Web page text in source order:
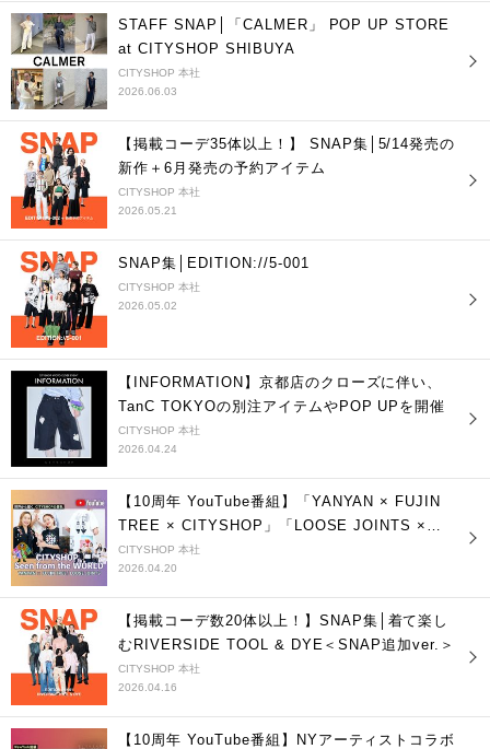
STAFF SNAP│「CALMER」 POP UP STORE
at CITYSHOP SHIBUYA
CITYSHOP 本社
2026.06.03
【掲載コーデ35体以上！】 SNAP集│5/14発売の
新作＋6月発売の予約アイテム
CITYSHOP 本社
2026.05.21
SNAP集│EDITION://5-001
CITYSHOP 本社
2026.05.02
【INFORMATION】京都店のクローズに伴い、
TanC TOKYOの別注アイテムやPOP UPを開催
CITYSHOP 本社
2026.04.24
【10周年 YouTube番組】「YANYAN × FUJIN
TREE × CITYSHOP」「LOOSE JOINTS ×
CITYSHOP」
CITYSHOP 本社
2026.04.20
【掲載コーデ数20体以上！】SNAP集│着て楽し
むRIVERSIDE TOOL & DYE＜SNAP追加ver.＞
CITYSHOP 本社
2026.04.16
【10周年 YouTube番組】NYアーティストコラボ